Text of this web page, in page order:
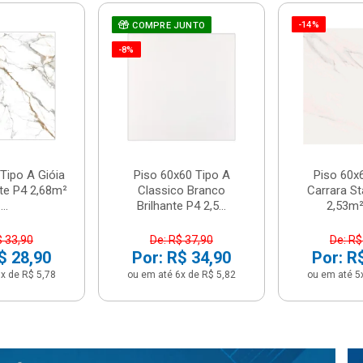
A Gióia
P4 2,68m²
33,90
28,90
de R$ 5,78
COMPRE JUNTO
-8%
Piso 60x60 Tipo A
Classico Branco
Brilhante P4 2,5...
De: R$ 37,90
Por: R$ 34,90
ou em até 6x de R$ 5,82
-14%
Piso
Carrara
De:
Por:
ou em até